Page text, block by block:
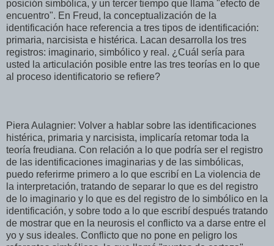
posición simbólica, y un tercer tiempo que llama "efecto de
encuentro". En Freud, la conceptualización de la
identificación hace referencia a tres tipos de identificación:
primaria, narcisista e histérica. Lacan desarrolla los tres
registros: imaginario, simbólico y real. ¿Cuál sería para
usted la articulación posible entre las tres teorías en lo que
al proceso identificatorio se refiere?
Piera Aulagnier: Volver a hablar sobre las identificaciones
histérica, primaria y narcisista, implicaría retomar toda la
teoría freudiana. Con relación a lo que podría ser el registro
de las identificaciones imaginarias y de las simbólicas,
puedo referirme primero a lo que escribí en La violencia de
la interpretación, tratando de separar lo que es del registro
de lo imaginario y lo que es del registro de lo simbólico en la
identificación, y sobre todo a lo que escribí después tratando
de mostrar que en la neurosis el conflicto va a darse entre el
yo y sus ideales. Conflicto que no pone en peligro los